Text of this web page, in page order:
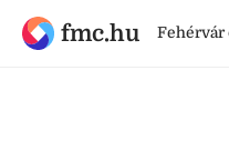
fmc.hu Fehérvár